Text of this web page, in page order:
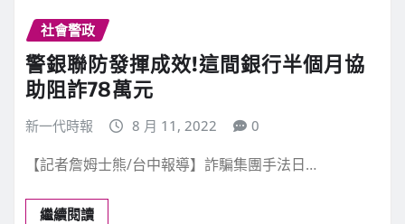
社會警政
警銀聯防發揮成效!這間銀行半個月協
助阻詐78萬元
新一代時報 8 月 11, 2022 0
【記者詹姆士熊/台中報導】詐騙集團手法日…
繼續閱讀